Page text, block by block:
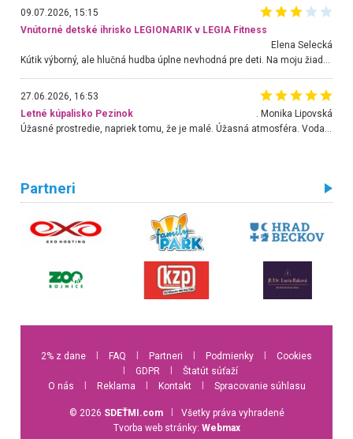
09.07.2026, 15:15
Vnútorné detské ihrisko LEGIONARIK v LEGIA Fitness
Elena Selecká
Kútik výborný, ale hlučná hudba úplne nevhodná pre deti. Na moju žiadosť o aspoň sušenie nereagovali.
27.06.2026, 16:53
Letné kúpalisko Pezinok
. Monika Lipovská
Partneri
2% z dane FAQ Partneri Podmienky
Cookies
GDPR
Štatút súťaží
O nás
Reklama Kontakt Spracovanie súhlasu
© 2026 SDEŤMI.com
Všetky práva vyhradené
Tvorba web stránky: Webmax